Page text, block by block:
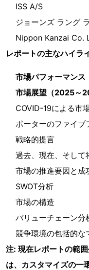
ISS A/S
ジョーンズ ラング
Nippon Kanzai Co.
レポートの主なハイラ
市場パフォーマン
市場展望（2025～
COVID-19による市
ポーターのファイブ
戦略的提言
過去、現在、そして
市場の推進要因と成
SWOT分析
市場の構造
バリューチェーン分
競争環境の包括的な
注: 現在レポートの範
は、カスタマイズの一